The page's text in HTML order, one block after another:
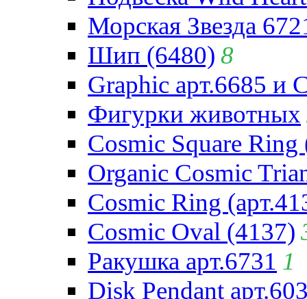
Морская Звезда
Шип (6480) 8
Graphic арт.6685 и
Фигурки животных
Cosmic Square Ring
Organic Cosmic
Cosmic Ring
Cosmic Oval (4137)
Ракушка арт.6731 1
Disk Pendant